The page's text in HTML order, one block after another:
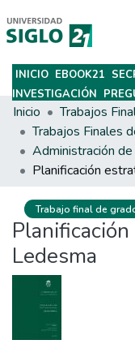
Subir
INICIO EBOOK21
INVESTIGACIÓN
Inicio
Trabajos Finales
Administración
Trabajo final de
Ledesma